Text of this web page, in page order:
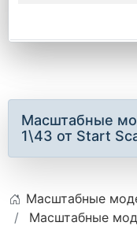
Масштабные
1\43 от Start
Масштабные
Масштабные